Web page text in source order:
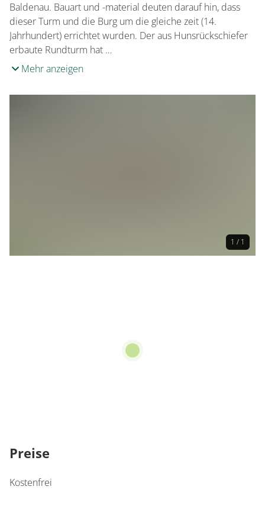
Baldenau. Bauart und -material deuten darauf hin, dass
dieser Turm und die Burg um die gleiche zeit (14.
Jahrhundert) errichtet wurden. Der aus Hunsrückschiefer
erbaute Rundturm hat …
Mehr anzeigen
1 / 1
Preise
Kostenfrei